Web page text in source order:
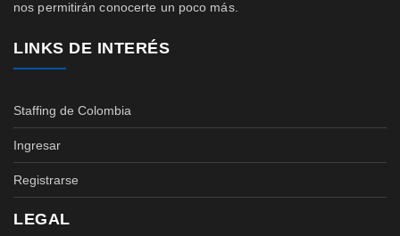
nos permitirán conocerte un poco más.
LINKS DE INTERÉS
Staffing de Colombia
Ingresar
Registrarse
LEGAL